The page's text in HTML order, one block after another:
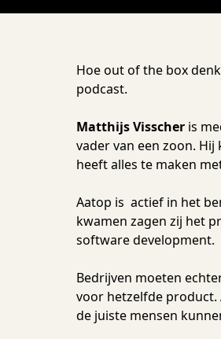
Hoe out of the box
podcast.
Matthijs Visscher is
vader van een zoon.
heeft alles te maken
Aatop is actief in het
kwamen zagen zij het
software development.
Bedrijven moeten
voor hetzelfde product.
de juiste mensen